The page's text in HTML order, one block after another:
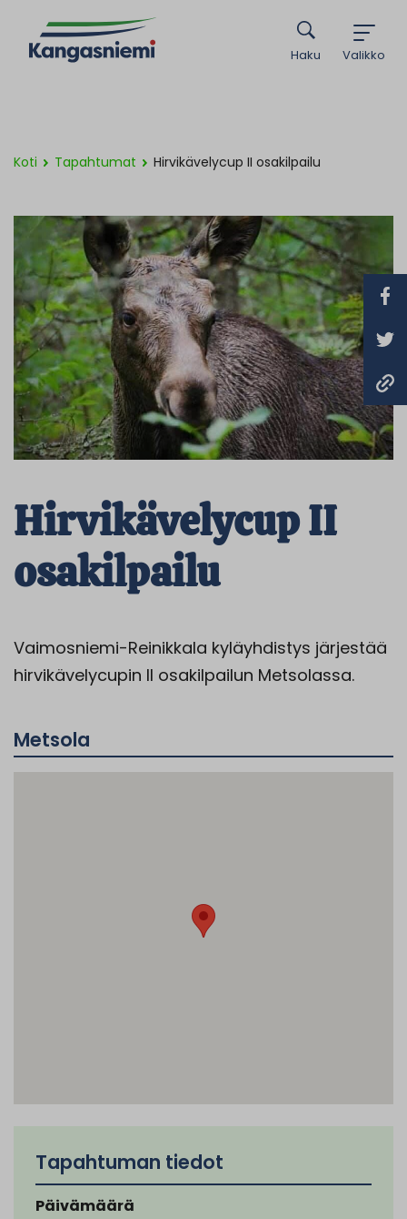
Valikko
Haku
Koti Tapahtumat Hirvikävelycup II osakilpailu
Hirvikävelycup II
osakilpailu
Vaimosniemi-Reinikkala kyläyhdistys järjestää
hirvikävelycupin II osakilpailun Metsolassa.
Metsola
Tapahtuman tiedot
Päivämäärä